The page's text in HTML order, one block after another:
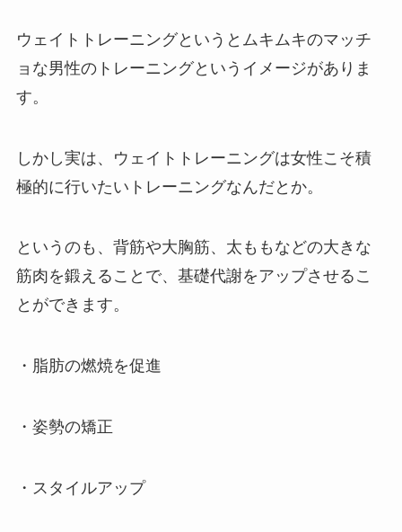
ウェイトトレーニングというとムキムキのマッチ
ョな男性のトレーニングというイメージがありま
す。
しかし実は、ウェイトトレーニングは女性こそ積
極的に行いたいトレーニングなんだとか。
というのも、背筋や大胸筋、太ももなどの大きな
筋肉を鍛えることで、基礎代謝をアップさせるこ
とができます。
・脂肪の燃焼を促進
・姿勢の矯正
・スタイルアップ